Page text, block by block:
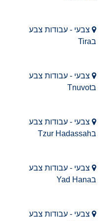
צבעי - עבודות צבע
בTira
צבעי - עבודות צבע
בTnuvot
צבעי - עבודות צבע
בTzur Hadassah
צבעי - עבודות צבע
בYad Hana
צבעי - עבודות צבע